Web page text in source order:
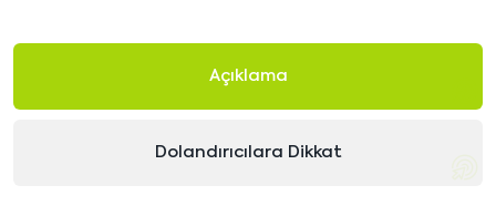
Açıklama
Dolandırıcılara Dikkat